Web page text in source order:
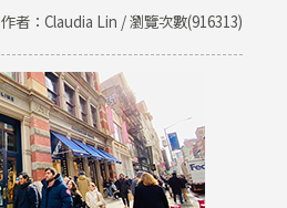
作者：Claudia Lin / 瀏覽次數(916313)